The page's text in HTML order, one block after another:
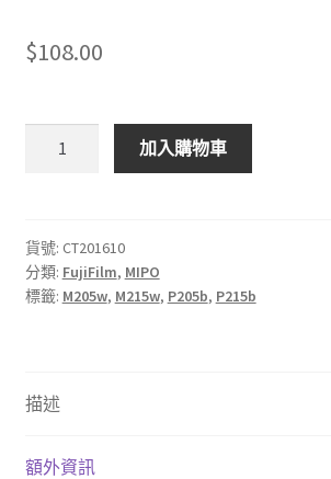
$108.00
色
碳
粉
加入購物車
貨號: CT201610
分類: FujiFilm, MIPO
標籤: M205w, M215w, P205b, P215b
描述
額外資訊